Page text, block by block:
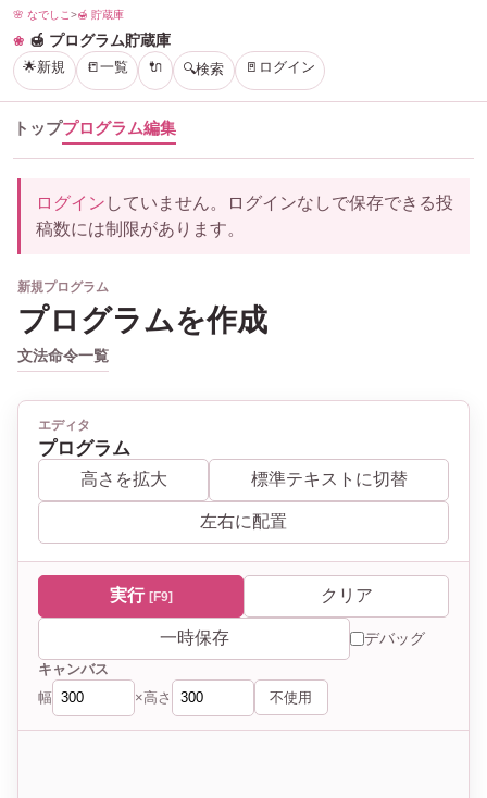
🌸 なでしこ >🍯 貯蔵庫
🍯 プログラム貯蔵庫
🌟新規 📒一覧 🔌 🔍検索 🚪ログイン
トッププログラム編集
ログイン していません。ログインなしで保存できる投
稿数には制限があります。
新規プログラム
プログラムを作成
文法命令一覧
エディタ
プログラム
高さを拡大 標準テキストに切替
左右に配置
実行 [F9] クリア
一時保存 デバッグ
キャンバス
幅
×高さ 不使用